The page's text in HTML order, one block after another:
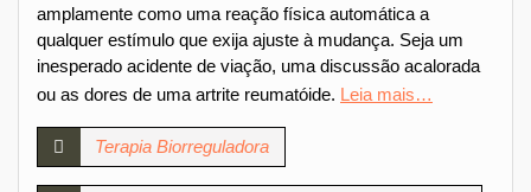
amplamente como uma reação física automática a
qualquer estímulo que exija ajuste à mudança. Seja um
inesperado acidente de viação, uma discussão acalorada
ou as dores de uma artrite reumatóide. Leia mais…
Terapia Biorreguladora